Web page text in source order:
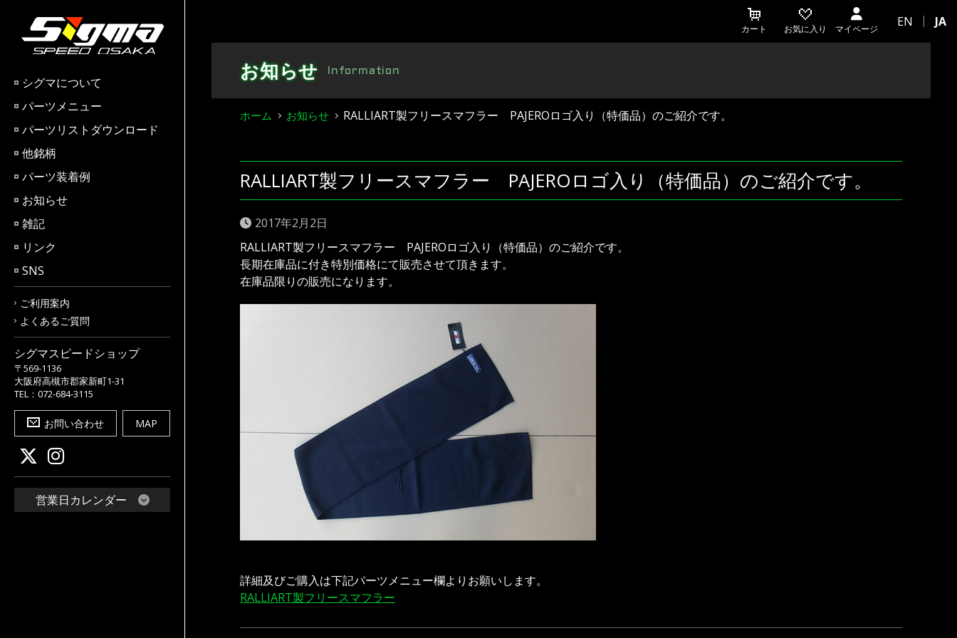
content
シグマについて
パーツメニュー
パーツリストダウンロード
他銘柄
パーツ装着例
お知らせ
雑記
リンク
SNS
ご利用案内
よくあるご質問
シグマスピードショップ
〒569-1136
大阪府高槻市郡家新町1-31
TEL：072-684-3115
お問い合わせ MAP
営業日カレンダー
カート お気に入り マイページ EN JA
お知らせ Information
ホーム お知らせ RALLIART製フリースマフラー PAJEROロゴ入り（特価品）のご紹介です。
RALLIART製フリースマフラー PAJEROロゴ入り（特価品）のご紹介です。
2017年2月2日
RALLIART製フリースマフラー PAJEROロゴ入り（特価品）のご紹介です。
長期在庫品に付き特別価格にて販売させて頂きます。
在庫品限りの販売になります。
詳細及びご購入は下記パーツメニュー欄よりお願いします。
RALLIART製フリースマフラー